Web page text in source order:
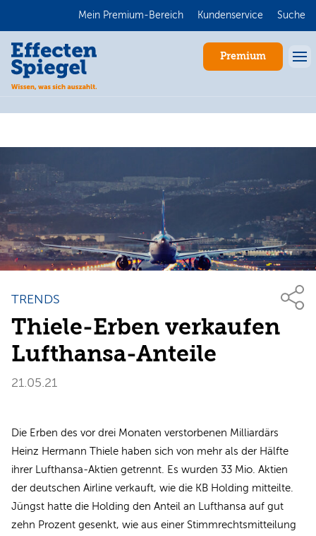
Mein Premium-Bereich Kundenservice Suche
Premium
TRENDS
Thiele-Erben verkaufen
Lufthansa-Anteile
21.05.21
Die Erben des vor drei Monaten verstorbenen Milliardärs
Heinz Hermann Thiele haben sich von mehr als der Hälfte
ihrer Lufthansa-Aktien getrennt. Es wurden 33 Mio. Aktien
der deutschen Airline verkauft, wie die KB Holding mitteilte.
Jüngst hatte die Holding den Anteil an Lufthansa auf gut
zehn Prozent gesenkt, wie aus einer Stimmrechtsmitteilung
Anmelden